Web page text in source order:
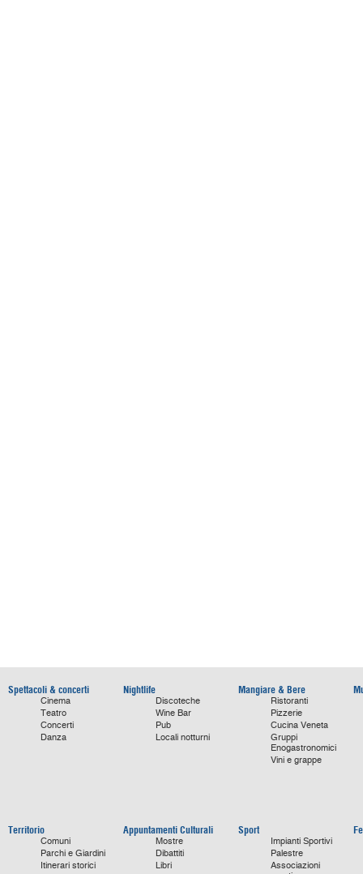
Spettacoli & concerti
Cinema
Teatro
Concerti
Danza
Nightlife
Discoteche
Wine Bar
Pub
Locali notturni
Mangiare & Bere
Ristoranti
Pizzerie
Cucina Veneta
Gruppi
Enogastronomici
Vini e grappe
Territorio
Comuni
Parchi e Giardini
Itinerari storici
Appuntamenti Culturali
Mostre
Dibattiti
Libri
Sport
Impianti Sportivi
Palestre
Associazioni